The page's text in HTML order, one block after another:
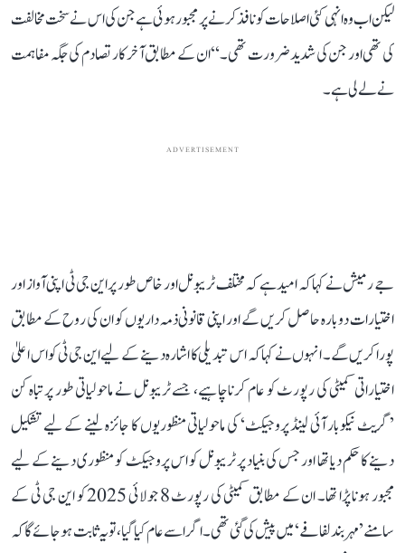
لیکن اب وہ انہی کئی اصلاحات کو نافذ کرنے پر مجبور ہوئی ہے جن کی اس نے سخت مخالفت
کی تھی اور جن کی شدید ضرورت تھی۔‘‘ ان کے مطابق آخر کار تصادم کی جگہ مفاہمت
نے لے لی ہے۔
ADVERTISEMENT
جے رمیش نے کہا کہ امید ہے کہ مختلف ٹریبونل اور خاص طور پر این جی ٹی اپنی آواز اور
اختیارات دوبارہ حاصل کریں گے اور اپنی قانونی ذمہ داریوں کو ان کی روح کے مطابق
پورا کریں گے۔ انہوں نے کہا کہ اس تبدیلی کا اشارہ دینے کے لیے این جی ٹی کو اس اعلیٰ
اختیاراتی کمیٹی کی رپورٹ کو عام کرنا چاہیے، جسے ٹریبونل نے ماحولیاتی طور پر تباہ کن
’گریٹ نیکوبار آئی لینڈ پروجیکٹ‘ کی ماحولیاتی منظوریوں کا جائزہ لینے کے لیے تشکیل
دینے کا حکم دیا تھا اور جس کی بنیاد پر ٹریبونل کو اس پروجیکٹ کو منظوری دینے کے لیے
مجبور ہونا پڑا تھا۔ ان کے مطابق کمیٹی کی رپورٹ 8 جولائی 2025 کو این جی ٹی کے
سامنے ’مہر بند لفافے‘ میں پیش کی گئی تھی۔ اگر اسے عام کیا گیا، تو یہ ثابت ہو جائے گا کہ